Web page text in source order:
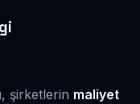
şirketlerin maliyet